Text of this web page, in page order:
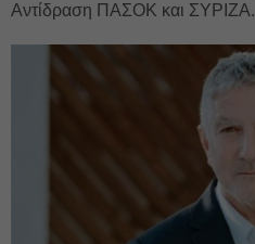
Αντίδραση ΠΑΣΟΚ και ΣΥΡΙΖΑ.